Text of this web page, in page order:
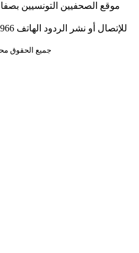
موقع الصحفيين التونسيين
جميع الحقوق